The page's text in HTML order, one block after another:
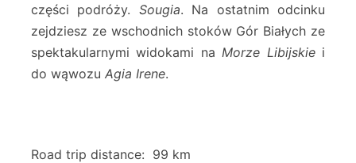
części podróży. Sougia. Na ostatnim odcinku
zejdziesz ze wschodnich stoków Gór Białych ze
spektakularnymi widokami na Morze Libijskiei
do wąwozu Agia Irene.
Road trip distance: 99 km